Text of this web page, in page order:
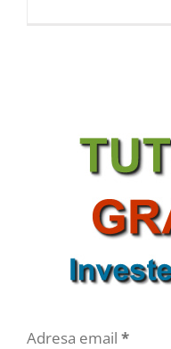
Adresa email *